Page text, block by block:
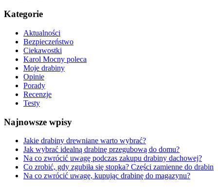
Kategorie
Aktualności
Bezpieczeństwo
Ciekawostki
Karol Mocny poleca
Moje drabiny
Opinie
Porady
Recenzje
Testy
Najnowsze wpisy
Jakie drabiny drewniane warto wybrać?
Jak wybrać idealną drabinę przegubową do domu?
Na co zwrócić uwagę podczas zakupu drabiny dachowej?
Co zrobić, gdy zgubiła się stopka? Części zamienne do drabin
Na co zwrócić uwagę, kupując drabinę do magazynu?